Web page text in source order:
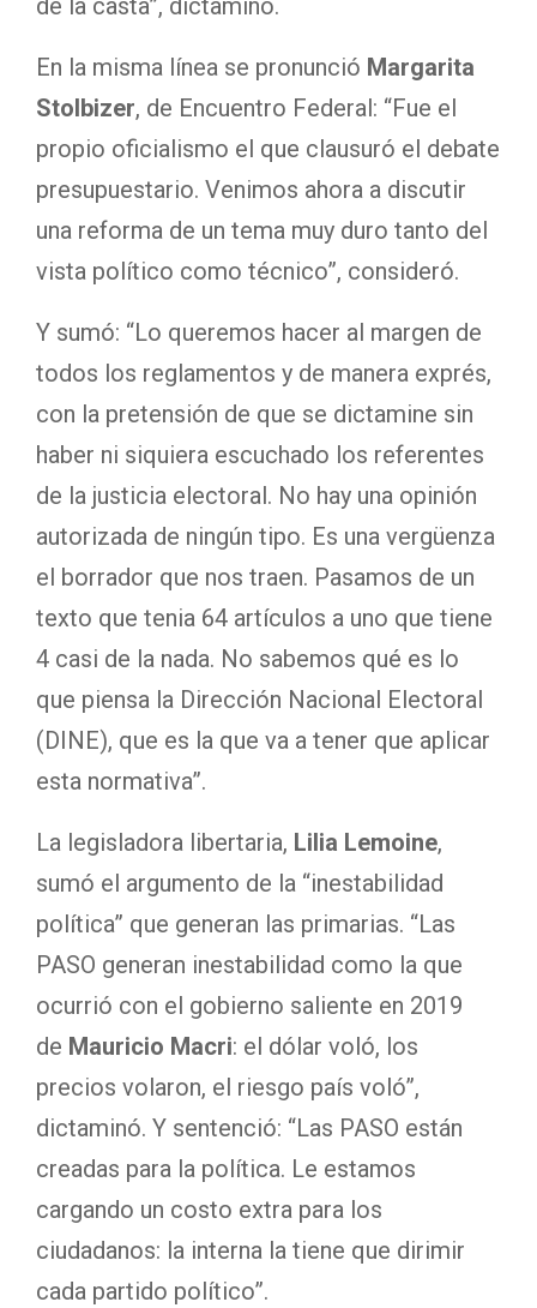
de la casta”, dictaminó.
En la misma línea se pronunció Margarita
Stolbizer, de Encuentro Federal: “Fue el
propio oficialismo el que clausuró el debate
presupuestario. Venimos ahora a discutir
una reforma de un tema muy duro tanto del
vista político como técnico”, consideró.
Y sumó: “Lo queremos hacer al margen de
todos los reglamentos y de manera exprés,
con la pretensión de que se dictamine sin
haber ni siquiera escuchado los referentes
de la justicia electoral. No hay una opinión
autorizada de ningún tipo. Es una vergüenza
el borrador que nos traen. Pasamos de un
texto que tenia 64 artículos a uno que tiene
4 casi de la nada. No sabemos qué es lo
que piensa la Dirección Nacional Electoral
(DINE), que es la que va a tener que aplicar
esta normativa”.
La legisladora libertaria, Lilia Lemoine,
sumó el argumento de la “inestabilidad
política” que generan las primarias. “Las
PASO generan inestabilidad como la que
ocurrió con el gobierno saliente en 2019
de Mauricio Macri: el dólar voló, los
precios volaron, el riesgo país voló”,
dictaminó. Y sentenció: “Las PASO están
creadas para la política. Le estamos
cargando un costo extra para los
ciudadanos: la interna la tiene que dirimir
cada partido político”.